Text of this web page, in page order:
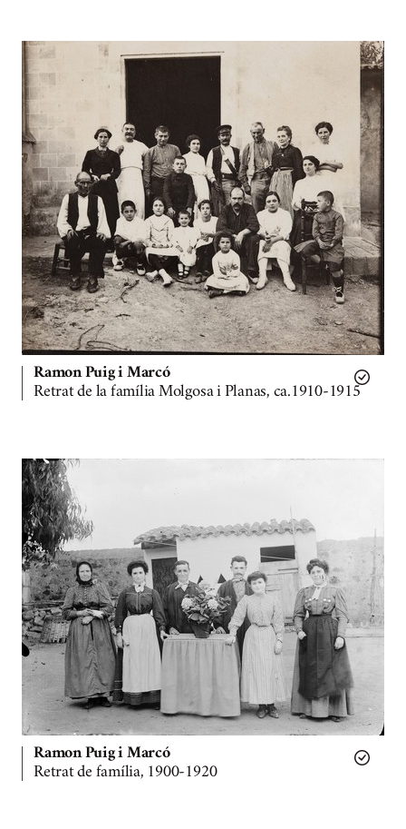
Ramon Puig i Marcó
Retrat de la família Molgosa i Planas, ca.1910-1915
Ramon Puig i Marcó
Retrat de família, 1900-1920